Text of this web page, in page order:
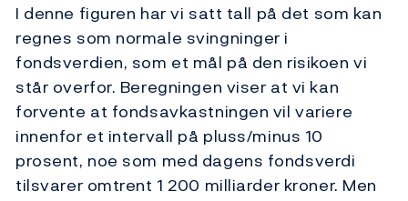
I denne figuren har vi satt tall på det som kan
regnes som normale svingninger i
fondsverdien, som et mål på den risikoen vi
står overfor. Beregningen viser at vi kan
forvente at fondsavkastningen vil variere
innenfor et intervall på pluss/minus 10
prosent, noe som med dagens fondsverdi
tilsvarer omtrent 1 200 milliarder kroner. Men